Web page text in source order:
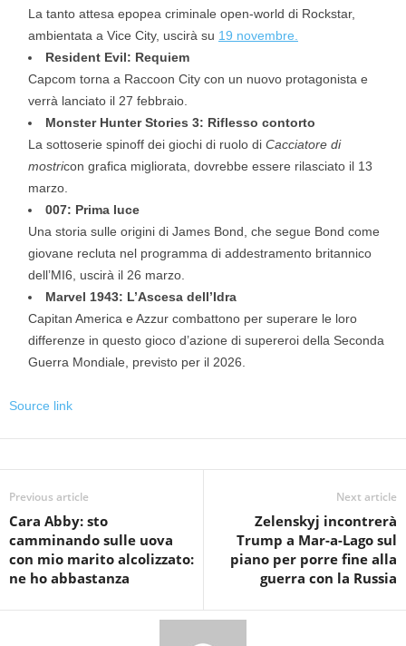
La tanto attesa epopea criminale open-world di Rockstar,
ambientata a Vice City, uscirà su 19 novembre.
Resident Evil: Requiem
Capcom torna a Raccoon City con un nuovo protagonista e
verrà lanciato il 27 febbraio.
Monster Hunter Stories 3: Riflesso contorto
La sottoserie spinoff dei giochi di ruolo di Cacciatore di
mostricon grafica migliorata, dovrebbe essere rilasciato il 13
marzo.
007: Prima luce
Una storia sulle origini di James Bond, che segue Bond come
giovane recluta nel programma di addestramento britannico
dell’MI6, uscirà il 26 marzo.
Marvel 1943: L’Ascesa dell’Idra
Capitan America e Azzur combattono per superare le loro
differenze in questo gioco d’azione di supereroi della Seconda
Guerra Mondiale, previsto per il 2026.
Source link
Previous article
Cara Abby: sto
camminando sulle uova
con mio marito alcolizzato:
ne ho abbastanza
Next article
Zelenskyj incontrerà
Trump a Mar-a-Lago sul
piano per porre fine alla
guerra con la Russia